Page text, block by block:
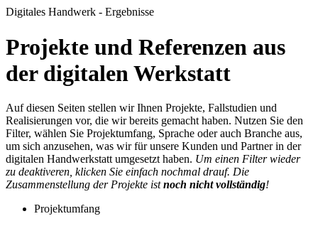
Digitales Handwerk - Ergebnisse
Projekte und Referenzen aus
der digitalen Werkstatt
Auf diesen Seiten stellen wir Ihnen Projekte, Fallstudien und
Realisierungen vor, die wir bereits gemacht haben. Nutzen Sie den
Filter, wählen Sie Projektumfang, Sprache oder auch Branche aus,
um sich anzusehen, was wir für unsere Kunden und Partner in der
digitalen Handwerkstatt umgesetzt haben. Um einen Filter wieder
zu deaktiveren, klicken Sie einfach nochmal drauf. Die
Zusammenstellung der Projekte istnoch nicht vollständig!
Projektumfang